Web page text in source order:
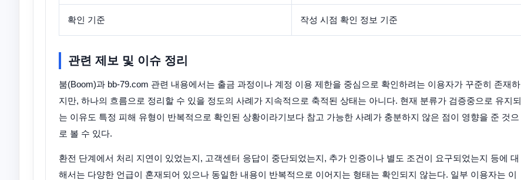
확인 기준 작성 시점 확인 정보 기준
관련 제보 및 이슈 정리
붐(Boom)과 bb-79.com 관련 내용에서는 출금 과정이나 계정 이용 제한을 중심으로 확인하려는 이용자가 꾸준히 존재하
지만, 하나의 흐름으로 정리할 수 있을 정도의 사례가 지속적으로 축적된 상태는 아니다. 현재 분류가 검증중으로 유지되
는 이유도 특정 피해 유형이 반복적으로 확인된 상황이라기보다 참고 가능한 사례가 충분하지 않은 점이 영향을 준 것으
로 볼 수 있다.
환전 단계에서 처리 지연이 있었는지, 고객센터 응답이 중단되었는지, 추가 인증이나 별도 조건이 요구되었는지 등에 대
해서는 다양한 언급이 혼재되어 있으나 동일한 내용이 반복적으로 이어지는 형태는 확인되지 않는다. 일부 이용자는 이